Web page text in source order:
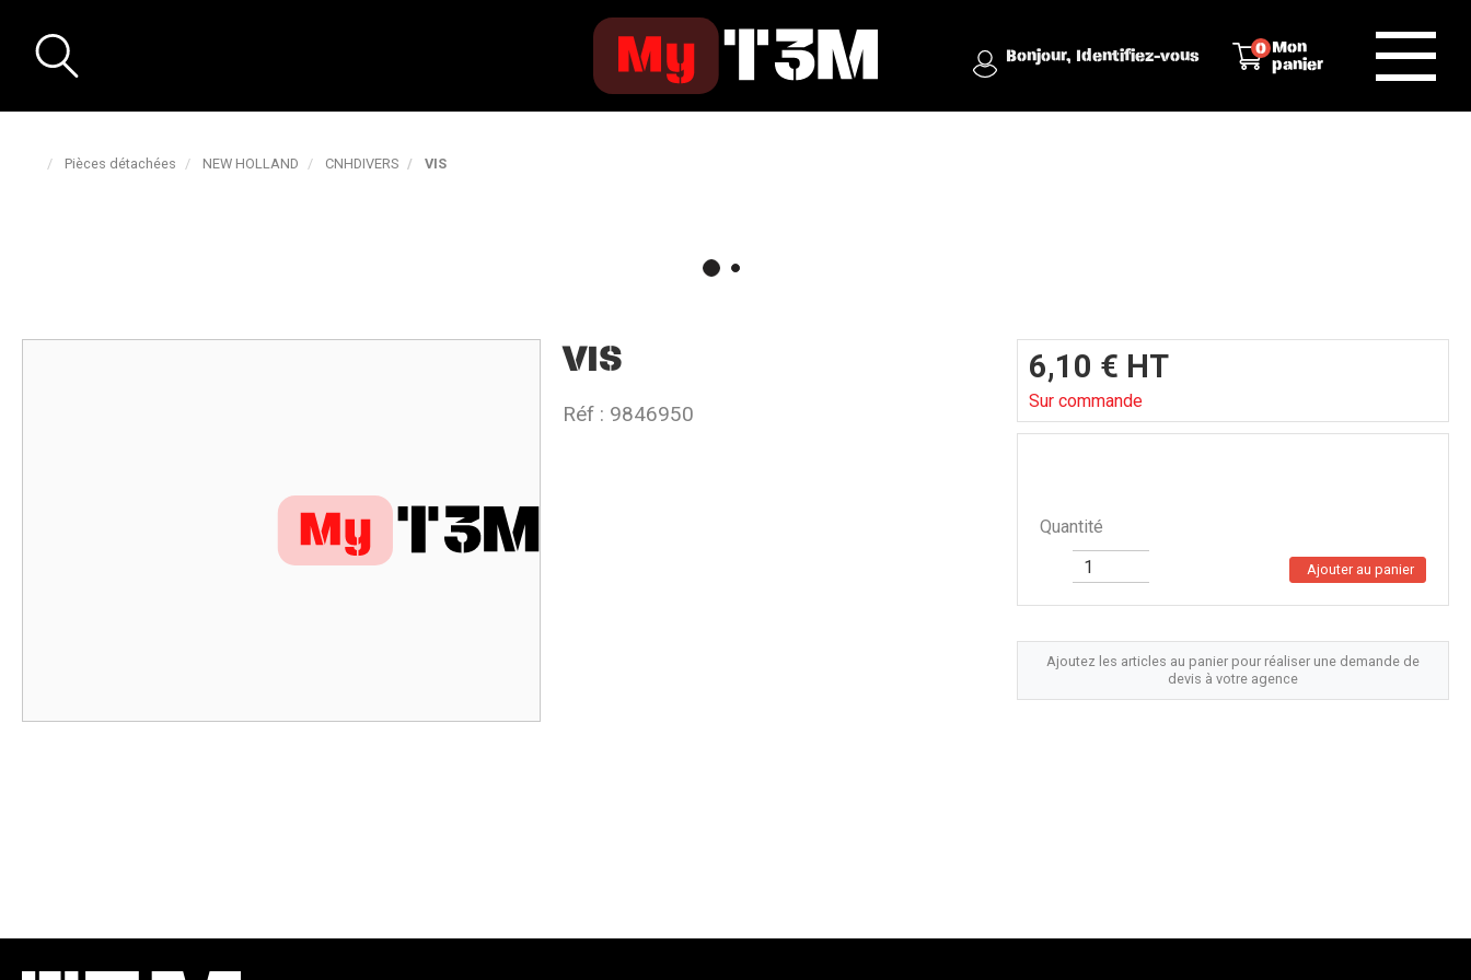
Bonjour, Identifiez-vous
Mon
panier
0
Pièces détachées NEW HOLLAND CNHDIVERS VIS
VIS
Réf : 9846950
Ajoutez les articles au panier pour réaliser une demande de
devis à votre agence
6,10 € HT
Sur commande
Quantité
Ajouter au panier